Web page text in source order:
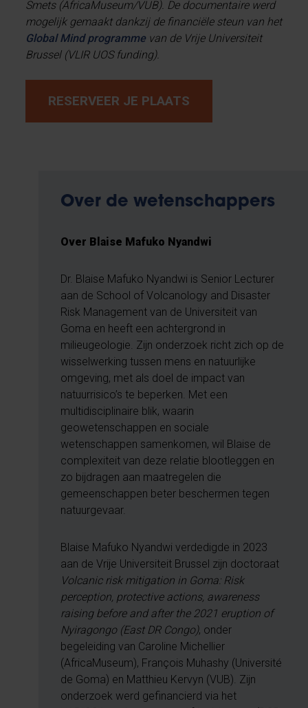
Smets (AfricaMuseum/VUB). De documentaire werd
mogelijk gemaakt dankzij de financiële steun van het
Global Mind programme van de Vrije Universiteit
Brussel (VLIR UOS funding).
RESERVEER JE PLAATS
Over de wetenschappers
Over Blaise Mafuko Nyandwi
Dr. Blaise Mafuko Nyandwi is Senior Lecturer
aan de School of Volcanology and Disaster
Risk Management van de Universiteit van
Goma en heeft een achtergrond in
milieugeologie. Zijn onderzoek richt zich op de
wisselwerking tussen mens en natuurlijke
omgeving, met als doel de impact van
natuurrisico’s te beperken. Met een
multidisciplinaire blik, waarin
geowetenschappen en sociale
wetenschappen samenkomen, wil Blaise de
complexiteit van deze relatie blootleggen en
zo bijdragen aan maatregelen die
gemeenschappen beter beschermen tegen
natuurgevaar.
Blaise Mafuko Nyandwi verdedigde in 2023
aan de Vrije Universiteit Brussel zijn doctoraat
Volcanic risk mitigation in Goma: Risk
perception, protective actions, awareness
raising before and after the 2021 eruption of
Nyiragongo (East DR Congo), onder
begeleiding van Caroline Michellier
(AfricaMuseum), François Muhashy (Université
de Goma) en Matthieu Kervyn (VUB). Zijn
onderzoek werd gefinancierd via het